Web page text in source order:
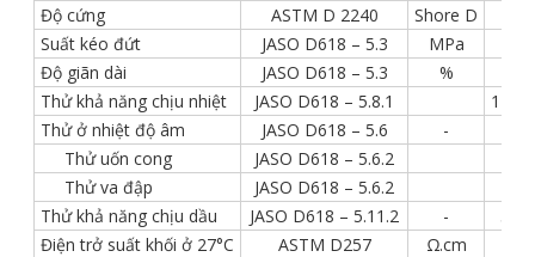
Độ cứng
ASTM D 2240 Shore D
Suất kéo đứt
JASO D618 – 5.3 MPa
Độ giãn dài
JASO D618 – 5.3 %
Thử khả năng chịu nhiệt
JASO D618 – 5.8.1
Thử ở nhiệt độ âm
JASO D618 – 5.6 -
Thử uốn cong
JASO D618 – 5.6.2
Thử va đập
JASO D618 – 5.6.2
Thử khả năng chịu dầu
JASO D618 – 5.11.2 -
Điện trở suất khối ở 27°C
ASTM D257 Ω.cm